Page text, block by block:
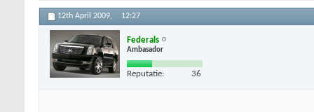
12th April 2009, 12:27
Federals
Ambasador
Reputatie: 36